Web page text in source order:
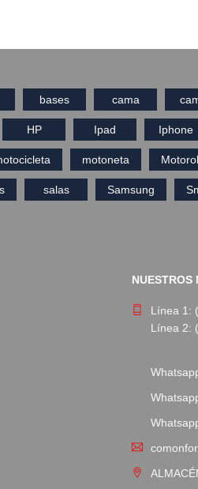
bases cama
HP Ipad Iphone
motoneta
salas Samsung
NUESTROS
Línea 1:
Línea 2: